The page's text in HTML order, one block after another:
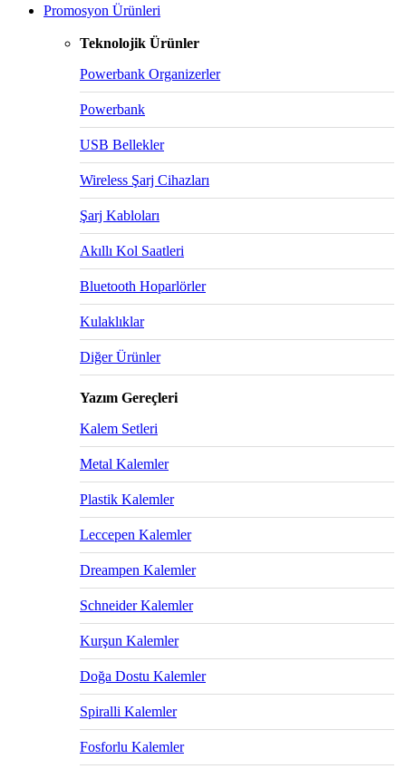
Promosyon Ürünleri
Teknolojik Ürünler
Powerbank Organizerler
Powerbank
USB Bellekler
Wireless Şarj Cihazları
Şarj Kabloları
Akıllı Kol Saatleri
Bluetooth Hoparlörler
Kulaklıklar
Diğer Ürünler
Yazım Gereçleri
Kalem Setleri
Metal Kalemler
Plastik Kalemler
Leccepen Kalemler
Dreampen Kalemler
Schneider Kalemler
Kurşun Kalemler
Doğa Dostu Kalemler
Spiralli Kalemler
Fosforlu Kalemler